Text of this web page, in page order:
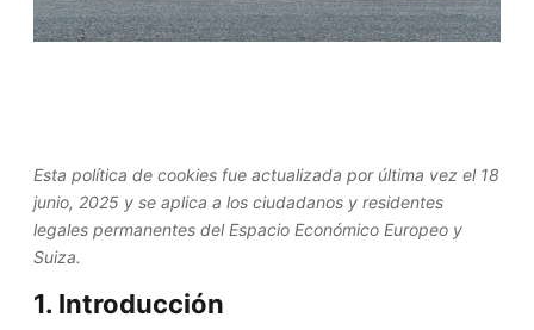
Esta política de cookies fue actualizada por última vez el 18
junio, 2025 y se aplica a los ciudadanos y residentes
legales permanentes del Espacio Económico Europeo y
Suiza.
1. Introducción